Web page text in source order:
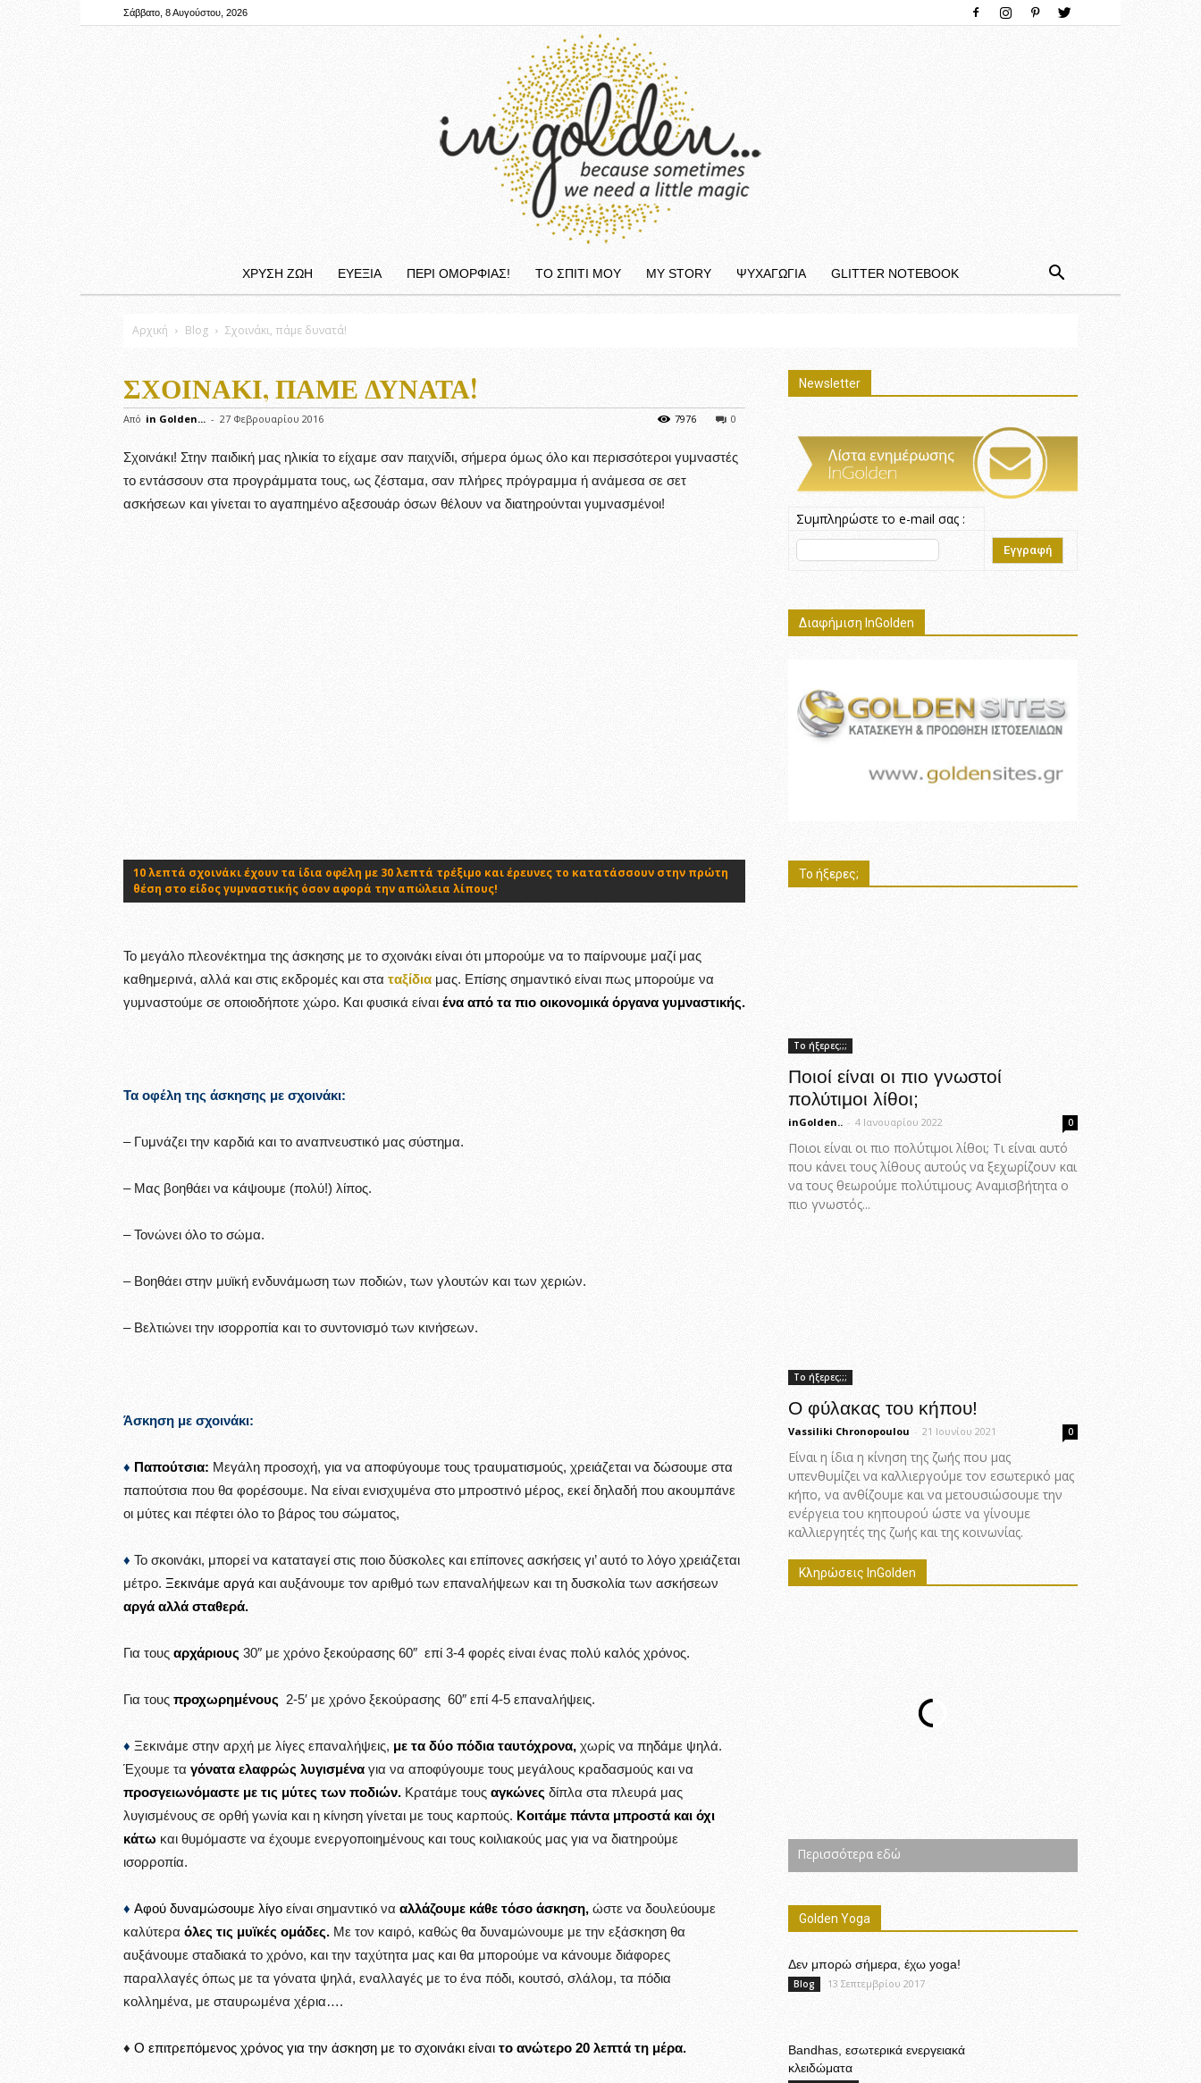
Σάββατο, 8 Αυγούστου, 2026
ΧΡΥΣΗ ΖΩΗ ΕΥΕΞΙΑ ΠΕΡΙ ΟΜΟΡΦΙΆΣ! ΤΟ ΣΠΙΤΙ ΜΟΥ MY STORY ΨΥΧΑΓΩΓΙΑ GLITTER NOTEBOOK
Αρχική Blog Σχοινάκι, πάμε δυνατά!
ΣΧΟΙΝΆΚΙ, ΠΆΜΕ ΔΥΝΑΤΆ!
Από in Golden... - 27 Φεβρουαρίου 2016 0
7976
Σχοινάκι! Στην παιδική μας ηλικία το είχαμε σαν παιχνίδι, σήμερα όμως όλο και περισσότεροι γυμναστές
το εντάσσουν στα προγράμματα τους, ως ζέσταμα, σαν πλήρες πρόγραμμα ή ανάμεσα σε σετ
ασκήσεων και γίνεται το αγαπημένο αξεσουάρ όσων θέλουν να διατηρούνται γυμνασμένοι!
10 λεπτά σχοινάκι έχουν τα ίδια οφέλη με 30 λεπτά τρέξιμο και έρευνες το κατατάσσουν στην πρώτη
θέση στο είδος γυμναστικής όσον αφορά την απώλεια λίπους!
Το μεγάλο πλεονέκτημα της άσκησης με το σχοινάκι είναι ότι μπορούμε να το παίρνουμε μαζί μας
καθημερινά, αλλά και στις εκδρομές και στα ταξίδια μας. Επίσης σημαντικό είναι πως μπορούμε να
γυμναστούμε σε οποιοδήποτε χώρο. Και φυσικά είναι ένα από τα πιο οικονομικά όργανα γυμναστικής.
Τα οφέλη της άσκησης με σχοινάκι:
– Γυμνάζει την καρδιά και το αναπνευστικό μας σύστημα.
– Μας βοηθάει να κάψουμε (πολύ!) λίπος.
– Τονώνει όλο το σώμα.
– Βοηθάει στην μυϊκή ενδυνάμωση των ποδιών, των γλουτών και των χεριών.
– Βελτιώνει την ισορροπία και το συντονισμό των κινήσεων.
Άσκηση με σχοινάκι:
♦ Παπούτσια: Μεγάλη προσοχή, για να αποφύγουμε τους τραυματισμούς, χρειάζεται να δώσουμε στα
παπούτσια που θα φορέσουμε. Να είναι ενισχυμένα στο μπροστινό μέρος, εκεί δηλαδή που ακουμπάνε
οι μύτες και πέφτει όλο το βάρος του σώματος,
♦ Το σκοινάκι, μπορεί να καταταγεί στις ποιο δύσκολες και επίπονες ασκήσεις γι’ αυτό το λόγο χρειάζεται
μέτρο. Ξεκινάμε αργά και αυξάνουμε τον αριθμό των επαναλήψεων και τη δυσκολία των ασκήσεων
αργά αλλά σταθερά.
Για τους αρχάριους 30″ με χρόνο ξεκούρασης 60″ επί 3-4 φορές είναι ένας πολύ καλός χρόνος.
Για τους προχωρημένους 2-5′ με χρόνο ξεκούρασης 60″ επί 4-5 επαναλήψεις.
♦ Ξεκινάμε στην αρχή με λίγες επαναλήψεις, με τα δύο πόδια ταυτόχρονα, χωρίς να πηδάμε ψηλά.
Έχουμε τα γόνατα ελαφρώς λυγισμένα για να αποφύγουμε τους μεγάλους κραδασμούς και να
προσγειωνόμαστε με τις μύτες των ποδιών. Κρατάμε τους αγκώνες δίπλα στα πλευρά μας
λυγισμένους σε ορθή γωνία και η κίνηση γίνεται με τους καρπούς. Κοιτάμε πάντα μπροστά και όχι
κάτω και θυμόμαστε να έχουμε ενεργοποιημένους και τους κοιλιακούς μας για να διατηρούμε
ισορροπία.
♦ Αφού δυναμώσουμε λίγο είναι σημαντικό να αλλάζουμε κάθε τόσο άσκηση, ώστε να δουλεύουμε
καλύτερα όλες τις μυϊκές ομάδες. Με τον καιρό, καθώς θα δυναμώνουμε με την εξάσκηση θα
αυξάνουμε σταδιακά το χρόνο, και την ταχύτητα μας και θα μπορούμε να κάνουμε διάφορες
παραλλαγές όπως με τα γόνατα ψηλά, εναλλαγές με το ένα πόδι, κουτσό, σλάλομ, τα πόδια
κολλημένα, με σταυρωμένα χέρια….
♦ Ο επιτρεπόμενος χρόνος για την άσκηση με το σχοινάκι είναι το ανώτερο 20 λεπτά τη μέρα.
Newsletter
Συμπληρώστε το e-mail σας :
Διαφήμιση InGolden
Το ήξερες;
Το ήξερες;;;
Ποιοί είναι οι πιο γνωστοί
πολύτιμοι λίθοι;
inGolden.. - 4 Ιανουαρίου 2022 0
Ποιοι είναι οι πιο πολύτιμοι λίθοι; Τι είναι αυτό
που κάνει τους λίθους αυτούς να ξεχωρίζουν και
να τους θεωρούμε πολύτιμους; Αναμισβήτητα ο
πιο γνωστός...
Το ήξερες;;;
Ο φύλακας του κήπου!
Vassiliki Chronopoulou - 21 Ιουνίου 2021 0
Είναι η ίδια η κίνηση της ζωής που μας
υπενθυμίζει να καλλιεργούμε τον εσωτερικό μας
κήπο, να ανθίζουμε και να μετουσιώσουμε την
ενέργεια του κηπουρού ώστε να γίνουμε
καλλιεργητές της ζωής και της κοινωνίας.
Κληρώσεις InGolden
Περισσότερα εδώ
Golden Yoga
Δεν μπορώ σήμερα, έχω yoga!
Blog 13 Σεπτεμβρίου 2017
Bandhas, εσωτερικά ενεργειακά
κλειδώματα